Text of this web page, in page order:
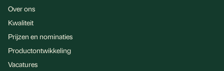
Over ons
Kwaliteit
Prijzen en nominaties
Productontwikkeling
Vacatures